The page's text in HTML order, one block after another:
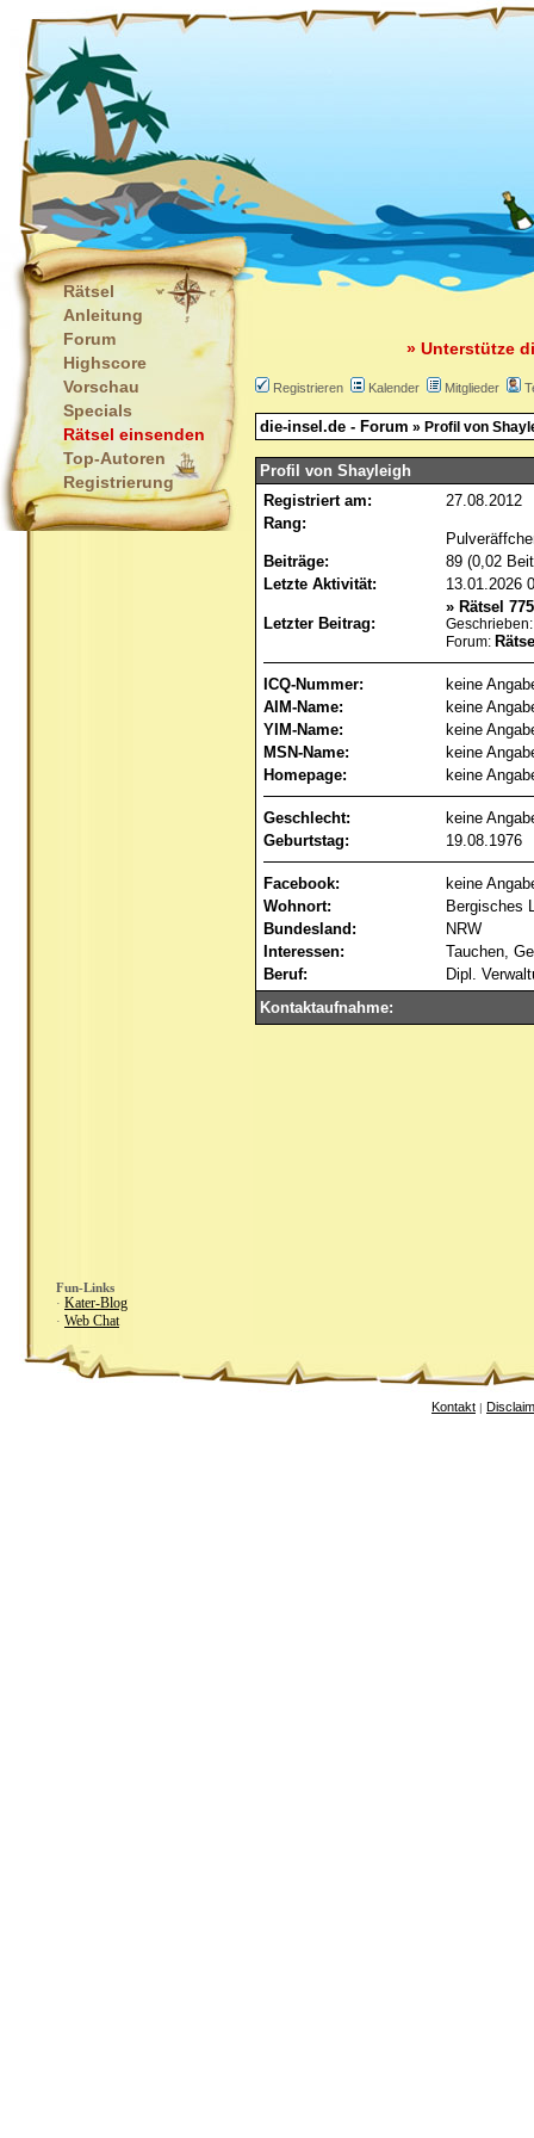
Rätsel
Anleitung
Forum
Highscore
Vorschau
Specials
Rätsel einsenden
Top-Autoren
Registrierung
Fun-Links
· Kater-Blog
· Web Chat
» Unterstütze
Registrieren Kalender Mitglieder
die-insel.de - Forum » Profil von
Profil von Shayleigh
Registriert am:
27.08.2012
Rang:
Beiträge:
89 (0,02
Letzte Aktivität:
13.01.2026
Letzter Beitrag:
» Rätsel
Forum:
ICQ-Nummer:
keine
AIM-Name:
keine
YIM-Name:
keine
MSN-Name:
keine
Homepage:
keine
Geschlecht:
keine
Geburtstag:
19.08.1976
Facebook:
keine
Wohnort:
Bergisches
Bundesland:
NRW
Interessen:
Tauchen,
Beruf:
Dipl.
Kontaktaufnahme:
Kontakt |